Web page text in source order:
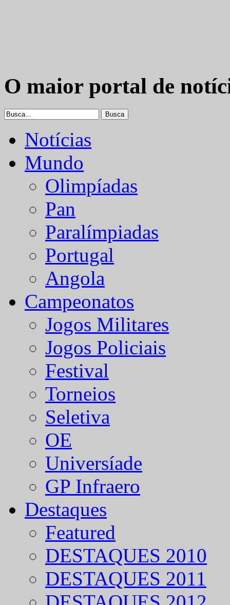
O maior portal de
Notícias
Mundo
Olimpíadas
Pan
Paralímpiadas
Portugal
Angola
Campeonatos
Jogos Militares
Jogos Policiais
Festival
Torneios
Seletiva
OE
Universíade
GP Infraero
Destaques
Featured
DESTAQUES 2010
DESTAQUES 2011